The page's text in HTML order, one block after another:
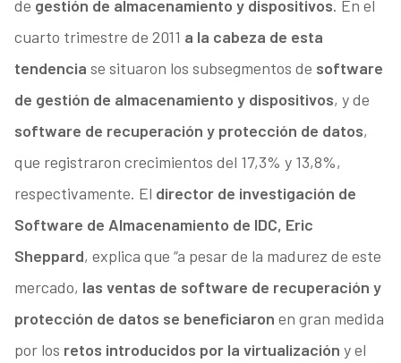
de gestión de almacenamiento y dispositivos. En el
cuarto trimestre de 2011 a la cabeza de esta
tendencia se situaron los subsegmentos de software
de gestión de almacenamiento y dispositivos, y de
software de recuperación y protección de datos,
que registraron crecimientos del 17,3% y 13,8%,
respectivamente. El director de investigación de
Software de Almacenamiento de IDC, Eric
Sheppard, explica que “a pesar de la madurez de este
mercado, las ventas de software de recuperación y
protección de datos se beneficiaron en gran medida
por los retos introducidos por la virtualización y el